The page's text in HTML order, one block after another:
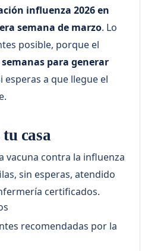
influenza 2026 en
semana de marzo. Lo
posible, porque el
semanas para generar
esperas a que llegue el
casa
vacuna contra la influenza
sin esperas, atendido
certificados.
recomendadas por la